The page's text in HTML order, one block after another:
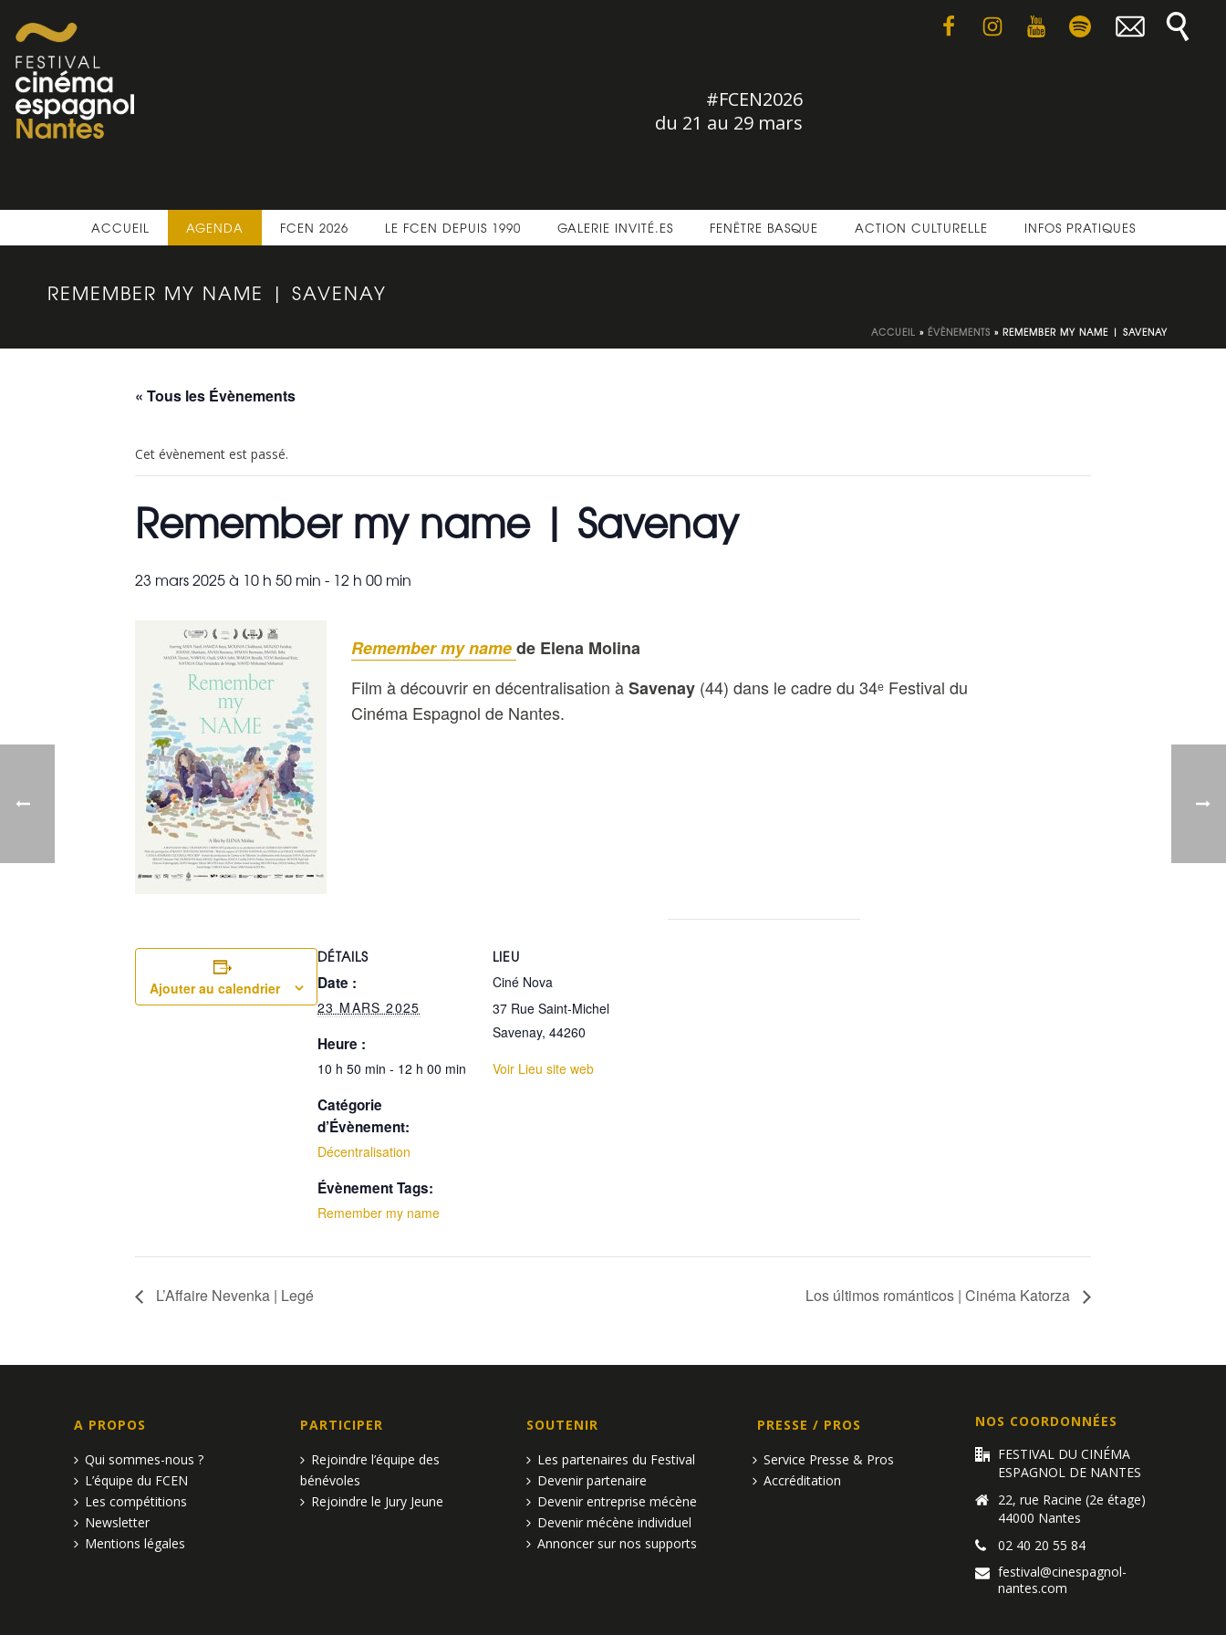
#FCEN2026
du 21 au 29 mars
ACCUEIL AGENDA FCEN 2026 LE FCEN DEPUIS 1990 GALERIE INVITÉ.ES FENÊTRE BASQUE ACTION CULTURELLE INFOS PRATIQUES
REMEMBER MY NAME | SAVENAY
ACCUEIL » ÉVÈNEMENTS » REMEMBER MY NAME | SAVENAY
« Tous les Évènements
Cet évènement est passé.
Remember my name | Savenay
23 mars 2025 à 10 h 50 min - 12 h 00 min
Remember my namede Elena Molina
Film à découvrir en décentralisation àSavenay (44) dans le cadre du 34ᵉ Festival du
Cinéma Espagnol de Nantes.
Ajouter au calendrier
DÉTAILS
Date :
23 MARS 2025
Heure :
10 h 50 min - 12 h 00 min
Catégorie
d’Évènement:
Décentralisation
Évènement Tags:
Remember my name
LIEU
Ciné Nova
37 Rue Saint-Michel
Savenay, 44260
Voir Lieu site web
L’Affaire Nevenka | Legé Los últimos románticos | Cinéma Katorza
A PROPOS
Qui sommes-nous ?
L’équipe du FCEN
Les compétitions
Newsletter
Mentions légales
PARTICIPER
Rejoindre l’équipe des
bénévoles
Rejoindre le Jury Jeune
SOUTENIR
Les partenaires du Festival
Devenir partenaire
Devenir entreprise mécène
Devenir mécène individuel
Annoncer sur nos supports
PRESSE / PROS
Service Presse & Pros
Accréditation
NOS COORDONNÉES
FESTIVAL DU CINÉMA
ESPAGNOL DE NANTES
22, rue Racine (2e étage)
44000 Nantes
02 40 20 55 84
festival@cinespagnol-
nantes.com